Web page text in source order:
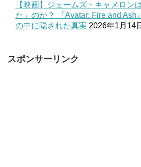
【映画】ジェームズ・キャメロン
た」のか？ 『Avatar: Fire and Ash
の中に隠された真実 2026年1月14
スポンサーリンク